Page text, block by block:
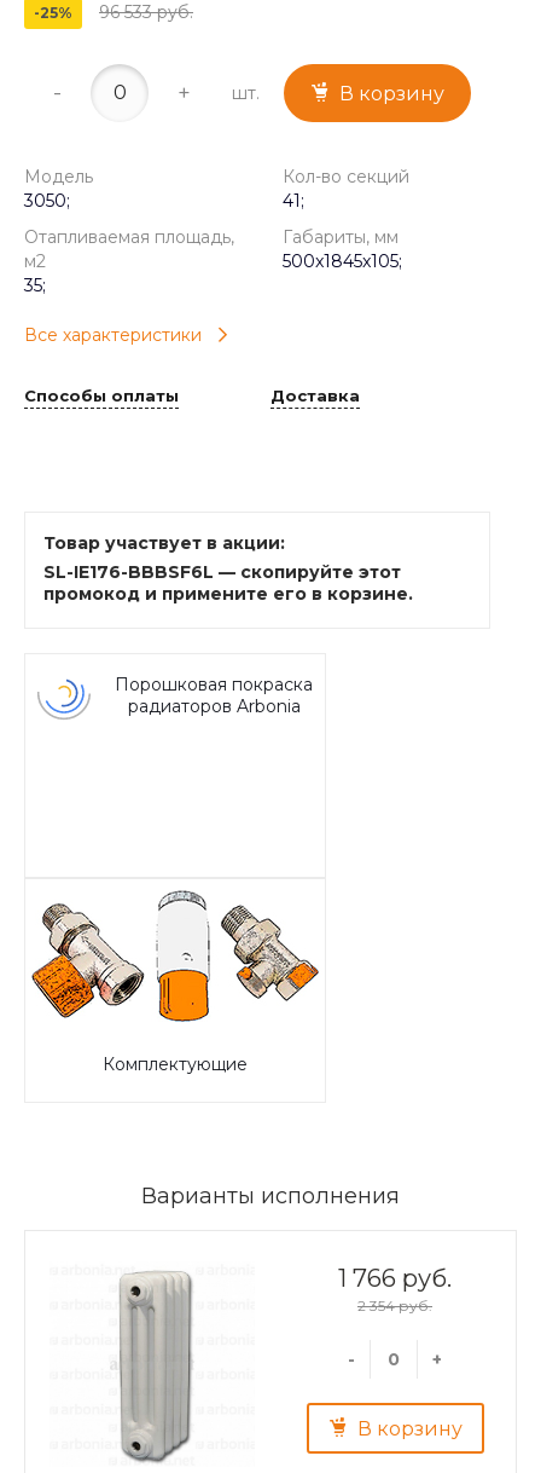
-25% 96 533 руб.
- + шт. В корзину
Модель
3050;
Кол-во секций
41;
Отапливаемая площадь,
м2
35;
Габариты, мм
500x1845x105;
Все характеристики
Способы оплаты Доставка
Товар участвует в акции:
SL-IE176-BBBSF6L — скопируйте этот
промокод и примените его в корзине.
Порошковая покраска
радиаторов Arbonia
Комплектующие
Варианты исполнения
1 766 руб.
2 354 руб.
- +
В корзину